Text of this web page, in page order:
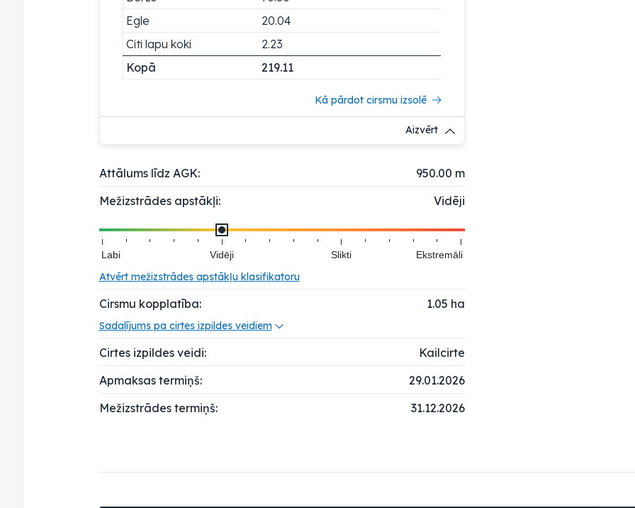
Egle
20.04
Citi lapu koki
2.23
Kopā
219.11
Kā pārdot cirsmu izsolē
Aizvērt
Attālums līdz AGK:
950.00 m
Mežizstrādes apstākļi:
Vidēji
Labi Vidēji Slikti Ekstremāli
Atvērt mežizstrādes apstākļu klasifikatoru
Cirsmu kopplatība: 1.05 ha
Sadalījums pa cirtes izpildes veidiem
Cirtes izpildes veidi:
Kailcirte
Apmaksas termiņš:
29.01.2026
Mežizstrādes termiņš:
31.12.2026